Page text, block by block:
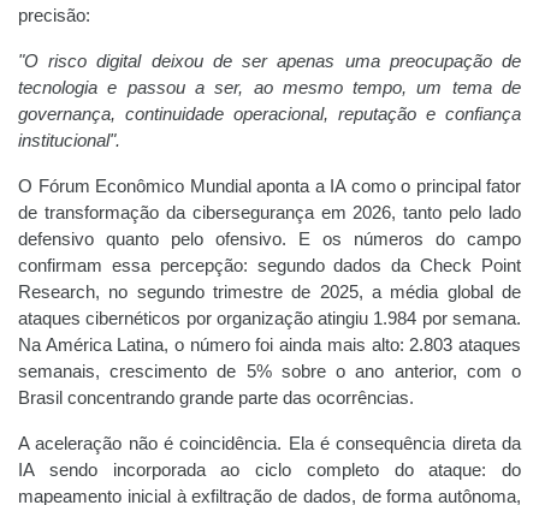
precisão:
"O risco digital deixou de ser apenas uma preocupação de
tecnologia e passou a ser, ao mesmo tempo, um tema de
governança, continuidade operacional, reputação e confiança
institucional".
O Fórum Econômico Mundial aponta a IA como o principal fator
de transformação da cibersegurança em 2026, tanto pelo lado
defensivo quanto pelo ofensivo. E os números do campo
confirmam essa percepção: segundo dados da Check Point
Research, no segundo trimestre de 2025, a média global de
ataques cibernéticos por organização atingiu 1.984 por semana.
Na América Latina, o número foi ainda mais alto: 2.803 ataques
semanais, crescimento de 5% sobre o ano anterior, com o
Brasil concentrando grande parte das ocorrências.
A aceleração não é coincidência. Ela é consequência direta da
IA sendo incorporada ao ciclo completo do ataque: do
mapeamento inicial à exfiltração de dados, de forma autônoma,